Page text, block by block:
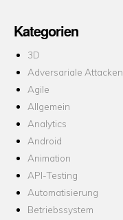
Kategorien
3D
Adversariale Attacken
Agile
Allgemein
Analytics
Android
Animation
API-Testing
Automatisierung
Betriebssystem